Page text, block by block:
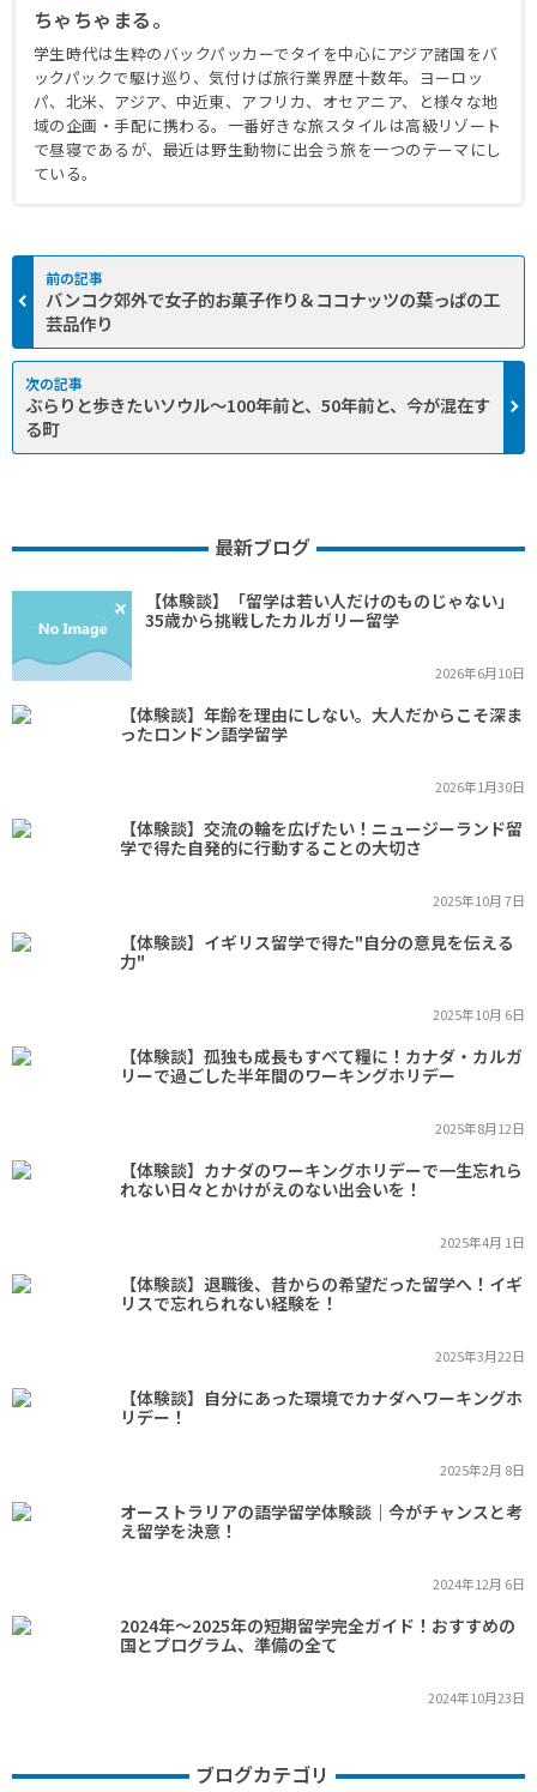
ちゃちゃまる。
学生時代は生粋のバックパッカーでタイを中心にアジア諸国をバ
ックパックで駆け巡り、気付けば旅行業界歴十数年。ヨーロッ
パ、北米、アジア、中近東、アフリカ、オセアニア、と様々な地
域の企画・手配に携わる。一番好きな旅スタイルは高級リゾート
で昼寝であるが、最近は野生動物に出会う旅を一つのテーマにし
ている。
バンコク郊外で女子的お菓子作り＆ココナッツの葉っぱの工
芸品作り
ぶらりと歩きたいソウル〜100年前と、50年前と、今が混在す
る町
最新ブログ
【体験談】「留学は若い人だけのものじゃない」
35歳から挑戦したカルガリー留学
2026年6月10日
【体験談】年齢を理由にしない。大人だからこそ深ま
ったロンドン語学留学
2026年1月30日
【体験談】交流の輪を広げたい！ニュージーランド留
学で得た自発的に行動することの大切さ
2025年10月 7日
【体験談】イギリス留学で得た"自分の意見を伝える
力"
2025年10月 6日
【体験談】孤独も成長もすべて糧に！カナダ・カルガ
リーで過ごした半年間のワーキングホリデー
2025年8月12日
【体験談】カナダのワーキングホリデーで一生忘れら
れない日々とかけがえのない出会いを！
2025年4月 1日
【体験談】退職後、昔からの希望だった留学へ！イギ
リスで忘れられない経験を！
2025年3月22日
【体験談】自分にあった環境でカナダへワーキングホ
リデー！
2025年2月 8日
オーストラリアの語学留学体験談｜今がチャンスと考
え留学を決意！
2024年12月 6日
2024年～2025年の短期留学完全ガイド！おすすめの
国とプログラム、準備の全て
2024年10月23日
ブログカテゴリ